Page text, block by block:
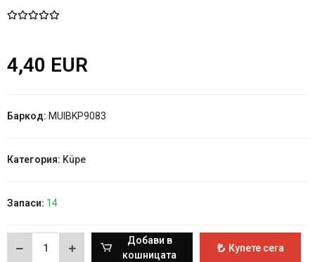
4,40 EUR
Баркод: MUIBKP9083
Категория: Küpe
Запаси: 14
Добави в
кошницата
Купете сега